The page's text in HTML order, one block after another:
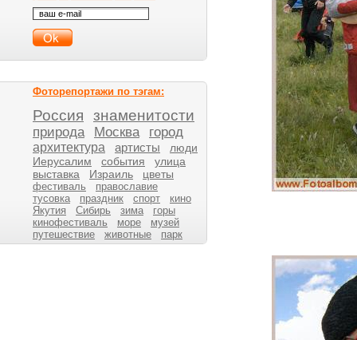
Фоторепортажи по тэгам:
Россия знаменитости
природа Москва город
архитектура артисты
люди
Иерусалим
события
улица
выставка
Израиль цветы
фестиваль
православие
тусовка
праздник спорт
кино
Якутия
Сибирь зима
горы
кинофестиваль
море
музей
путешествие
животные парк